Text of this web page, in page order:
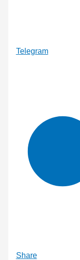
Telegram
Share